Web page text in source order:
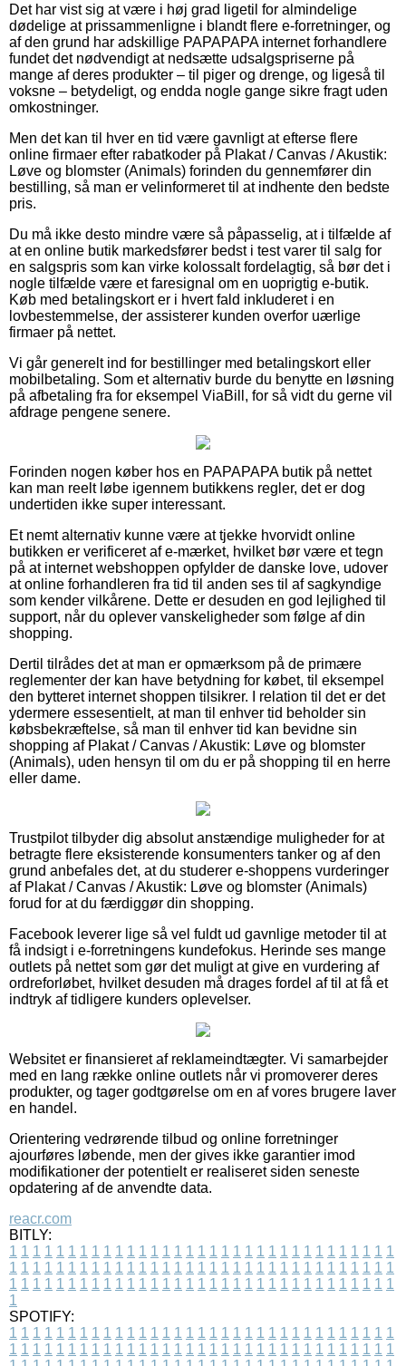
Det har vist sig at være i høj grad ligetil for almindelige
dødelige at prissammenligne i blandt flere e-forretninger, og
af den grund har adskillige PAPAPAPA internet forhandlere
fundet det nødvendigt at nedsætte udsalgspriserne på
mange af deres produkter – til piger og drenge, og ligeså til
voksne – betydeligt, og endda nogle gange sikre fragt uden
omkostninger.
Men det kan til hver en tid være gavnligt at efterse flere
online firmaer efter rabatkoder på Plakat / Canvas / Akustik:
Løve og blomster (Animals) forinden du gennemfører din
bestilling, så man er velinformeret til at indhente den bedste
pris.
Du må ikke desto mindre være så påpasselig, at i tilfælde af
at en online butik markedsfører bedst i test varer til salg for
en salgspris som kan virke kolossalt fordelagtig, så bør det i
nogle tilfælde være et faresignal om en uoprigtig e-butik.
Køb med betalingskort er i hvert fald inkluderet i en
lovbestemmelse, der assisterer kunden overfor uærlige
firmaer på nettet.
Vi går generelt ind for bestillinger med betalingskort eller
mobilbetaling. Som et alternativ burde du benytte en løsning
på afbetaling fra for eksempel ViaBill, for så vidt du gerne vil
afdrage pengene senere.
Forinden nogen køber hos en PAPAPAPA butik på nettet
kan man reelt løbe igennem butikkens regler, det er dog
undertiden ikke super interessant.
Et nemt alternativ kunne være at tjekke hvorvidt online
butikken er verificeret af e-mærket, hvilket bør være et tegn
på at internet webshoppen opfylder de danske love, udover
at online forhandleren fra tid til anden ses til af sagkyndige
som kender vilkårene. Dette er desuden en god lejlighed til
support, når du oplever vanskeligheder som følge af din
shopping.
Dertil tilrådes det at man er opmærksom på de primære
reglementer der kan have betydning for købet, til eksempel
den bytteret internet shoppen tilsikrer. I relation til det er det
ydermere essesentielt, at man til enhver tid beholder sin
købsbekræftelse, så man til enhver tid kan bevidne sin
shopping af Plakat / Canvas / Akustik: Løve og blomster
(Animals), uden hensyn til om du er på shopping til en herre
eller dame.
Trustpilot tilbyder dig absolut anstændige muligheder for at
betragte flere eksisterende konsumenters tanker og af den
grund anbefales det, at du studerer e-shoppens vurderinger
af Plakat / Canvas / Akustik: Løve og blomster (Animals)
forud for at du færdiggør din shopping.
Facebook leverer lige så vel fuldt ud gavnlige metoder til at
få indsigt i e-forretningens kundefokus. Herinde ses mange
outlets på nettet som gør det muligt at give en vurdering af
ordreforløbet, hvilket desuden må drages fordel af til at få et
indtryk af tidligere kunders oplevelser.
Websitet er finansieret af reklameindtægter. Vi samarbejder
med en lang række online outlets når vi promoverer deres
produkter, og tager godtgørelse om en af vores brugere laver
en handel.
Orientering vedrørende tilbud og online forretninger
ajourføres løbende, men der gives ikke garantier imod
modifikationer der potentielt er realiseret siden seneste
opdatering af de anvendte data.
reacr.com
BITLY:
1 1 1 1 1 1 1 1 1 1 1 1 1 1 1 1 1 1 1 1 1 1 1 1 1 1 1 1 1 1 1 1 1
1 1 1 1 1 1 1 1 1 1 1 1 1 1 1 1 1 1 1 1 1 1 1 1 1 1 1 1 1 1 1 1 1
1 1 1 1 1 1 1 1 1 1 1 1 1 1 1 1 1 1 1 1 1 1 1 1 1 1 1 1 1 1 1 1 1
1
SPOTIFY:
1 1 1 1 1 1 1 1 1 1 1 1 1 1 1 1 1 1 1 1 1 1 1 1 1 1 1 1 1 1 1 1 1
1 1 1 1 1 1 1 1 1 1 1 1 1 1 1 1 1 1 1 1 1 1 1 1 1 1 1 1 1 1 1 1 1